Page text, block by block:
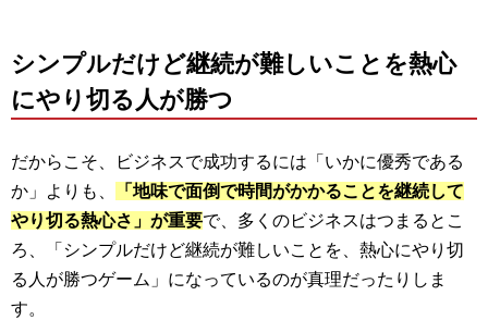
シンプルだけど継続が難しいことを熱心
にやり切る人が勝つ
だからこそ、ビジネスで成功するには「いかに優秀である
か」よりも、
「地味で面倒で時間がかかることを継続して
やり切る熱心さ」が重要で、多くのビジネスはつまるとこ
ろ、「シンプルだけど継続が難しいことを、熱心にやり切
る人が勝つゲーム」になっているのが真理だったりしま
す。